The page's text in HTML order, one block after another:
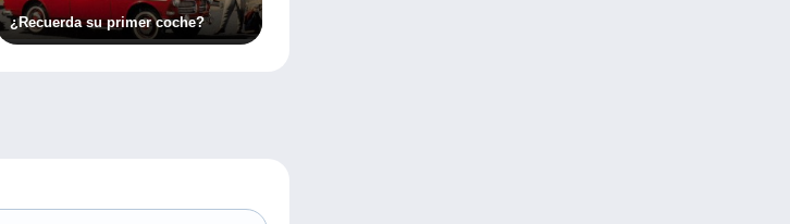
¿Recuerda su primer coche?